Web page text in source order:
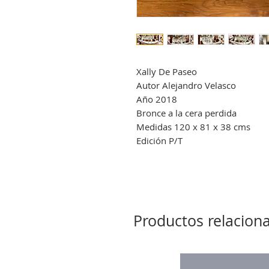
Xally De Paseo
Autor Alejandro Velasco
Año 2018
Bronce a la cera perdida
Medidas 120 x 81 x 38 cms
Edición P/T
Productos